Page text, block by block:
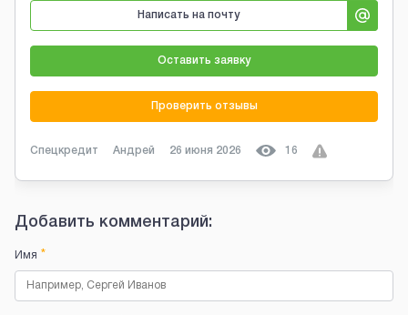
Написать на почту
Оставить заявку
Проверить отзывы
Спецкредит Андрей 26 июня 2026 16
Добавить комментарий:
Имя *